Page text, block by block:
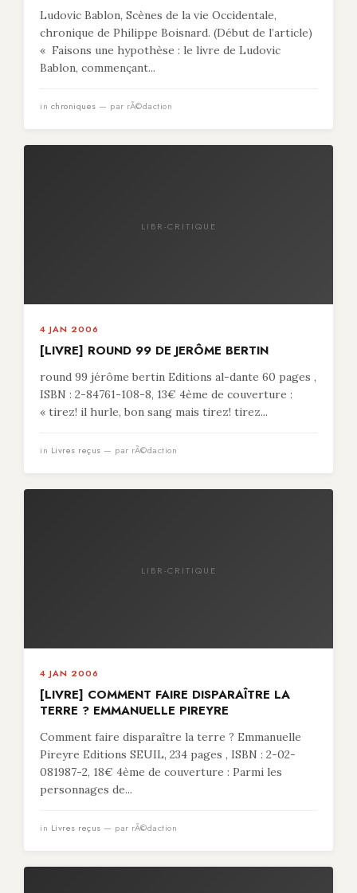
Ludovic Bablon, Scènes de la vie Occidentale,
chronique de Philippe Boisnard. (Début de l’article)
« Faisons une hypothèse : le livre de Ludovic
Bablon, commençant...
in chroniques — par rÃ©daction
LIBR-CRITIQUE
4 JAN 2006
[LIVRE] ROUND 99 DE JERÔME BERTIN
round 99 jérôme bertin Editions al-dante 60 pages ,
ISBN : 2-84761-108-8, 13€ 4ème de couverture :
« tirez! il hurle, bon sang mais tirez! tirez...
in Livres reçus — par rÃ©daction
LIBR-CRITIQUE
4 JAN 2006
[LIVRE] COMMENT FAIRE DISPARAÎTRE LA
TERRE ? EMMANUELLE PIREYRE
Comment faire disparaître la terre ? Emmanuelle
Pireyre Editions SEUIL, 234 pages , ISBN : 2-02-
081987-2, 18€ 4ème de couverture : Parmi les
personnages de...
in Livres reçus — par rÃ©daction